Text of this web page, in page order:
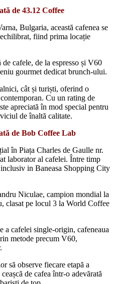
de 43.12 Coffee
Bulgaria, această cafenea se
fiind prima locație
cafele, de la espresso și V60
gourmet dedicat brunch-ului.
cât și turiști, oferind o
Cu un rating de
apreciată în mod special pentru
de înaltă calitate.
de Bob Coffee Lab
în Piața Charles de Gaulle nr.
laborator al cafelei. Între timp
in Baneasa Shopping City
Niculae, campion mondial la
clasat pe locul 3 la World Coffee
a cafelei single-origin, cafeneaua
metode precum V60,
să observe fiecare etapă a
de cafea într-o adevărată